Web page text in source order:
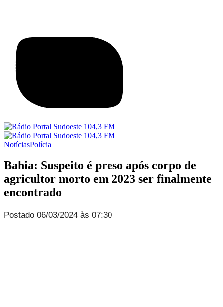
NotíciasPolícia
Bahia: Suspeito é preso após corpo de
agricultor morto em 2023 ser finalmente
encontrado
Postado 06/03/2024 às 07:30